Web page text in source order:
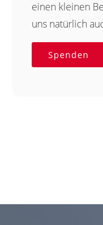
einen kleinen
uns natürlich
Spenden